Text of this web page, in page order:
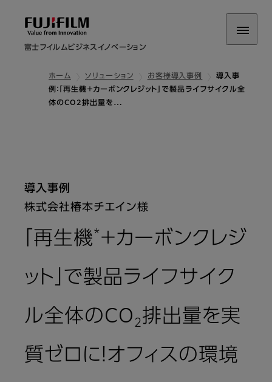
富士フイルムビジネスイノベーション
ホーム ソリューション お客様導入事例
導入事
例：「再生機＋カーボンクレジット」で製品ライフサイクル全
体のCO2排出量を…
導入事例
株式会社椿本チエイン様
「再生機* ＋カーボンクレジ
ット」で製品ライフサイク
ル全体のCO 2排出量を実
質ゼロに！オフィスの環境